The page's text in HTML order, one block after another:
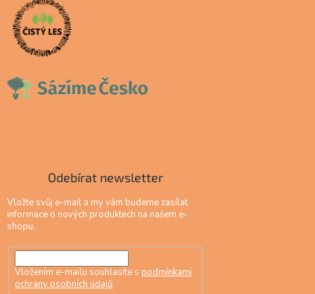
Odebírat newsletter
Vložte svůj e-mail a my vám budeme zasílat
informace o nových produktech na našem e-
shopu.
Vložením e-mailu souhlasíte s podmínkami
ochrany osobních údajů